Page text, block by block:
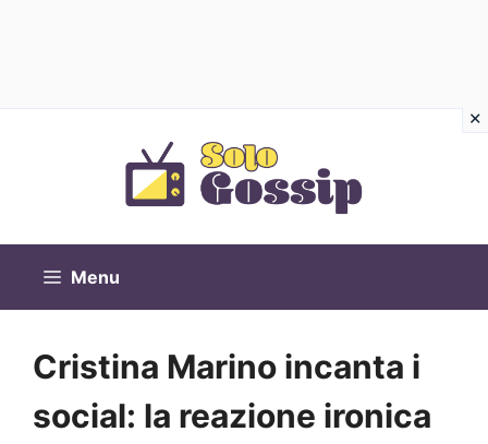
Menu
Cristina Marino incanta i
social: la reazione ironica